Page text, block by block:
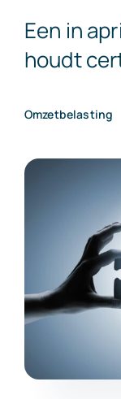
Een in
houdt
Omzetbelasting